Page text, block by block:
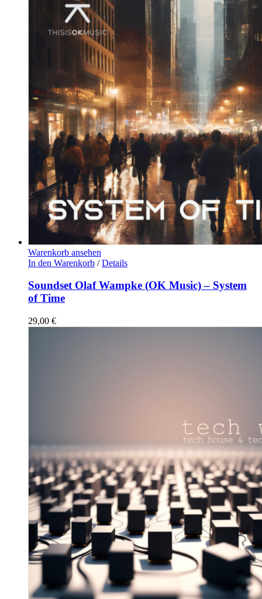
Warenkorb ansehen
In den Warenkorb / Details
Soundset Olaf Wampke (OK Music) – System
of Time
29,00 €